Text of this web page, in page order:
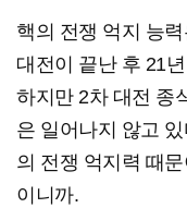
핵의 전쟁 억지 능
대전이 끝난 후 21
하지만 2차 대전 종
은 일어나지 않고
의 전쟁 억지력 때
이니까.